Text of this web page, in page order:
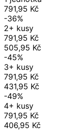
791,95 Kč
-36%
2+ kusy
791,95 Kč
505,95 Kč
-45%
3+ kusy
791,95 Kč
431,95 Kč
-49%
4+ kusy
791,95 Kč
406,95 Kč